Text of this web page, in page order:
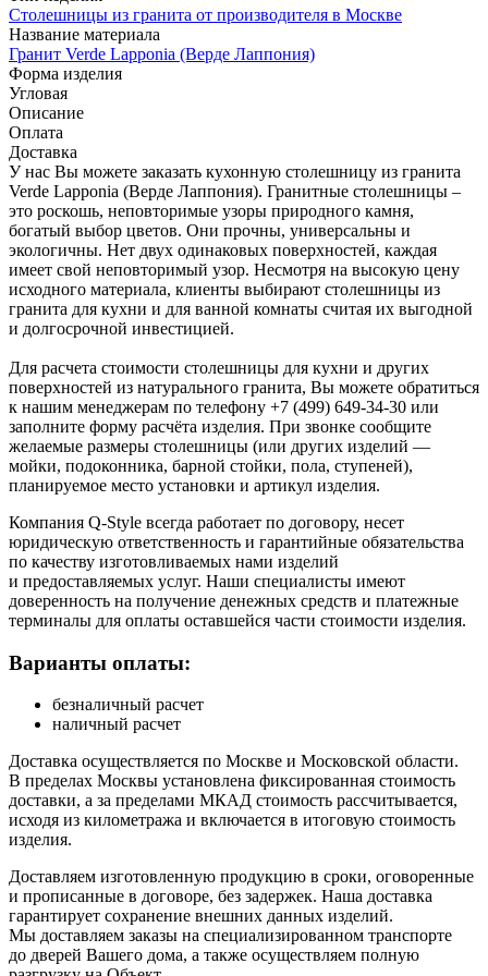
Столешницы из гранита от производителя в Москве
Название материала
Гранит Verde Lapponia (Верде Лаппония)
Форма изделия
Угловая
Описание
Оплата
Доставка
У нас Вы можете заказать кухонную столешницу из гранита
Verde Lapponia (Верде Лаппония). Гранитные столешницы –
это роскошь, неповторимые узоры природного камня,
богатый выбор цветов. Они прочны, универсальны и
экологичны. Нет двух одинаковых поверхностей, каждая
имеет свой неповторимый узор. Несмотря на высокую цену
исходного материала, клиенты выбирают столешницы из
гранита для кухни и для ванной комнаты считая их выгодной
и долгосрочной инвестицией.
Для расчета стоимости столешницы для кухни и других
поверхностей из натурального гранита, Вы можете обратиться
к нашим менеджерам по телефону +7 (499) 649-34-30 или
заполните форму расчёта изделия. При звонке сообщите
желаемые размеры столешницы (или других изделий —
мойки, подоконника, барной стойки, пола, ступеней),
планируемое место установки и артикул изделия.
Компания Q-Style всегда работает по договору, несет
юридическую ответственность и гарантийные обязательства
по качеству изготовливаемых нами изделий
и предоставляемых услуг. Наши специалисты имеют
доверенность на получение денежных средств и платежные
терминалы для оплаты оставшейся части стоимости изделия.
Варианты оплаты:
безналичный расчет
наличный расчет
Доставка осуществляется по Москве и Московской области.
В пределах Москвы установлена фиксированная стоимость
доставки, а за пределами МКАД стоимость рассчитывается,
исходя из километража и включается в итоговую стоимость
изделия.
Доставляем изготовленную продукцию в сроки, оговоренные
и прописанные в договоре, без задержек. Наша доставка
гарантирует сохранение внешних данных изделий.
Мы доставляем заказы на специализированном транспорте
до дверей Вашего дома, а также осуществляем полную